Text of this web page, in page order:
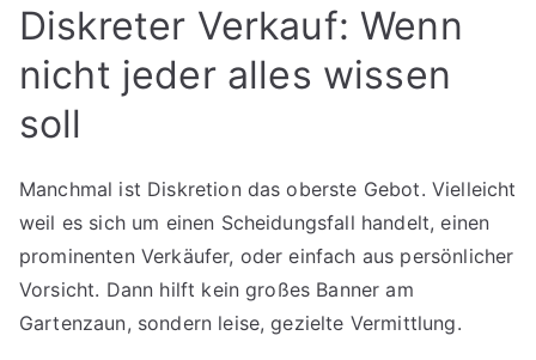
Diskreter Verkauf: Wenn
nicht jeder alles wissen
soll
Manchmal ist Diskretion das oberste Gebot. Vielleicht
weil es sich um einen Scheidungsfall handelt, einen
prominenten Verkäufer, oder einfach aus persönlicher
Vorsicht. Dann hilft kein großes Banner am
Gartenzaun, sondern leise, gezielte Vermittlung.